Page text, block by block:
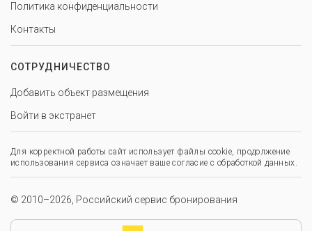
Политика конфиденциальности
Контакты
СОТРУДНИЧЕСТВО
Добавить объект размещения
Войти в экстранет
Для корректной работы сайт использует файлы cookie, продолжение
использования сервиса означает ваше согласие с обработкой данных.
© 2010–2026, Российский сервис бронирования